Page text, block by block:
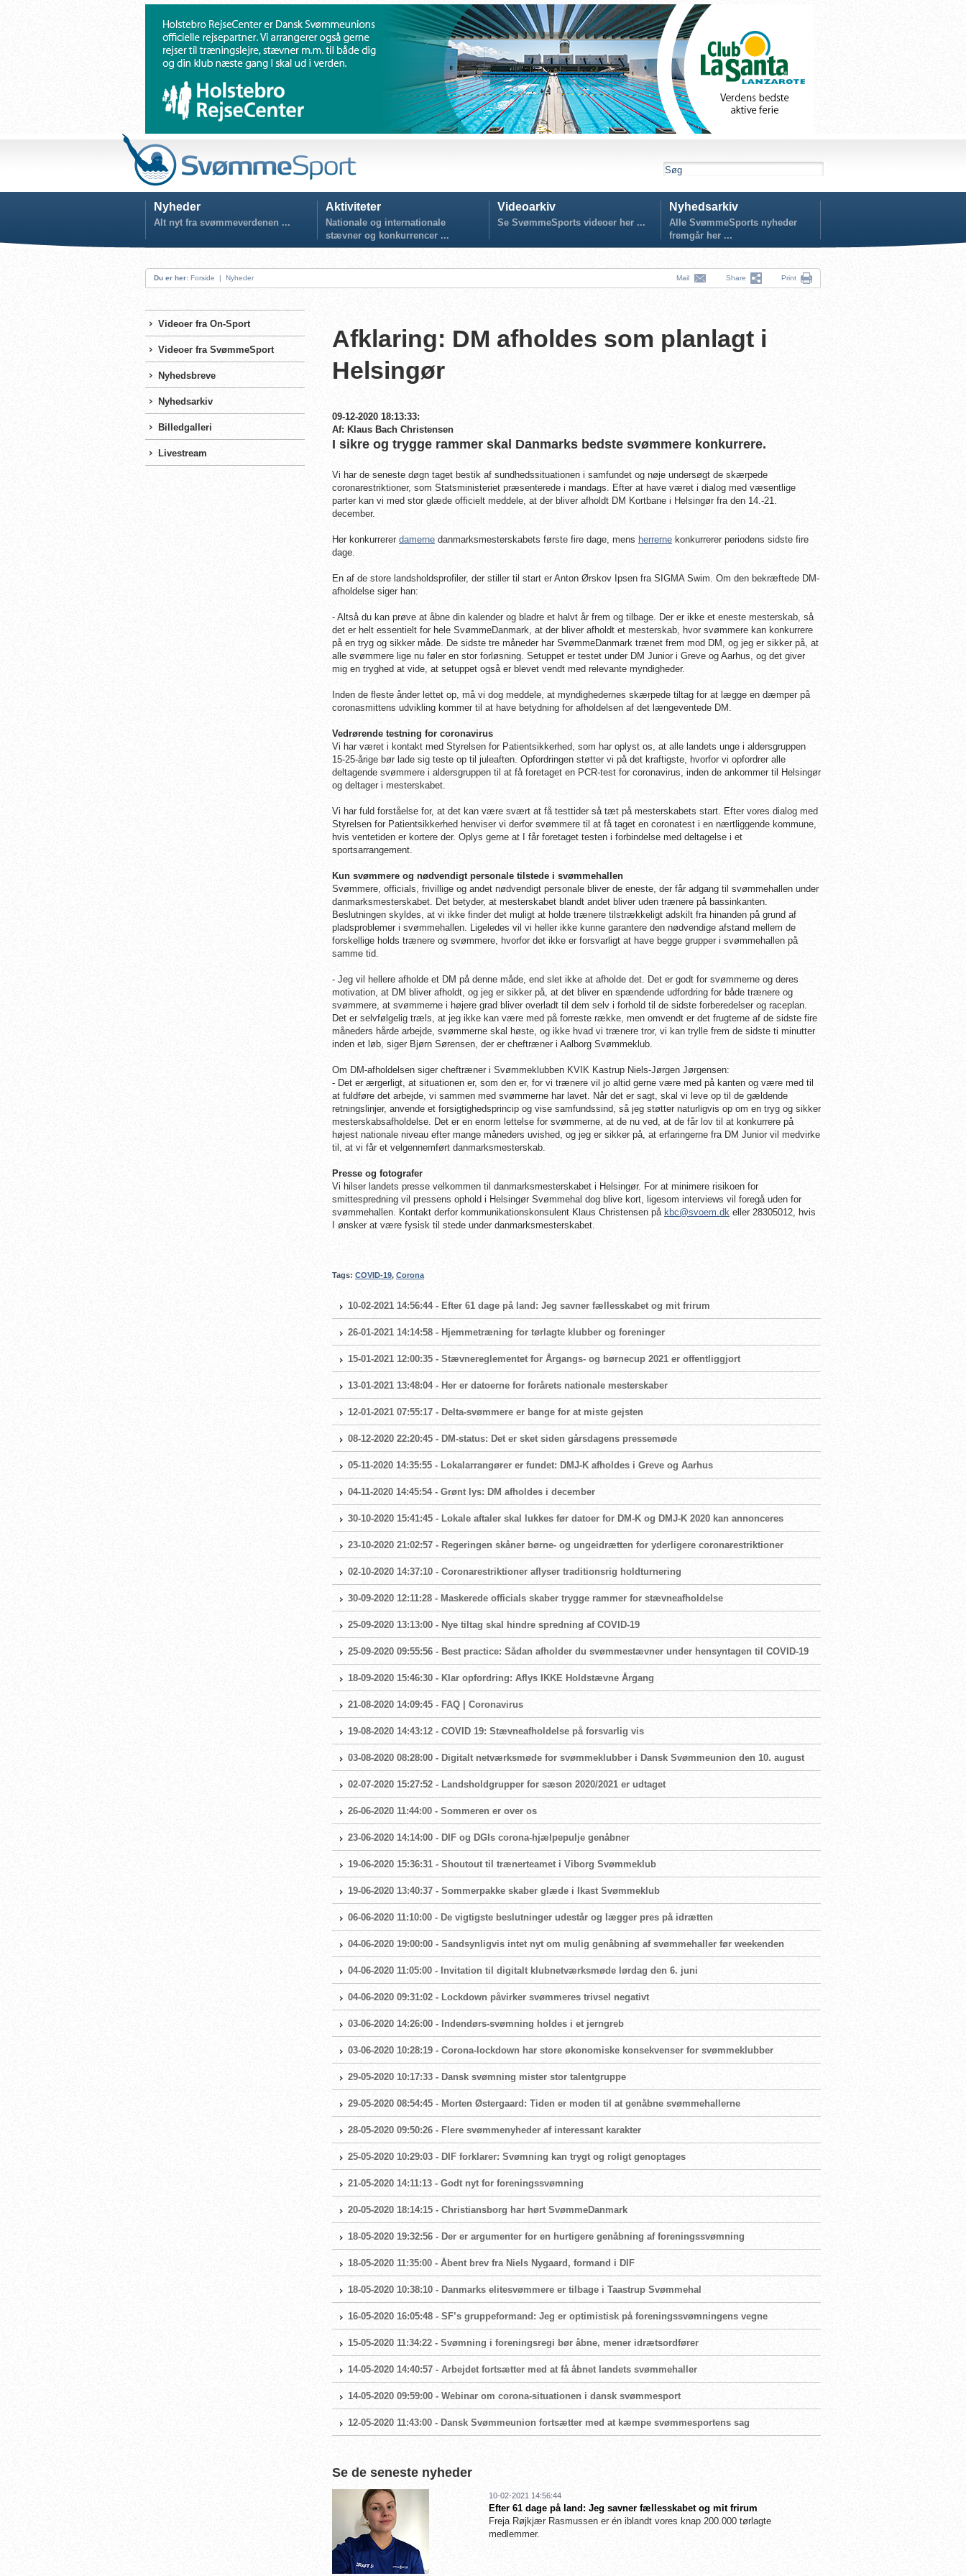
Nyheder
Alt nyt fra svømmeverdenen ...
Aktiviteter
Nationale og internationale
stævner og konkurrencer ...
Videoarkiv
Se SvømmeSports videoer her ...
Nyhedsarkiv
Alle SvømmeSports nyheder
fremgår her ...
Du er her: Forside | Nyheder Mail Share Print
Videoer fra On-Sport
Videoer fra SvømmeSport
Nyhedsbreve
Nyhedsarkiv
Billedgalleri
Livestream
Afklaring: DM afholdes som planlagt i
Helsingør
09-12-2020 18:13:33:
Af: Klaus Bach Christensen
I sikre og trygge rammer skal Danmarks bedste svømmere konkurrere.
Vi har de seneste døgn taget bestik af sundhedssituationen i samfundet og nøje undersøgt de skærpede
coronarestriktioner, som Statsministeriet præsenterede i mandags. Efter at have været i dialog med væsentlige
parter kan vi med stor glæde officielt meddele, at der bliver afholdt DM Kortbane i Helsingør fra den 14.-21.
december.
Her konkurrerer damerne danmarksmesterskabets første fire dage, mens herrerne konkurrerer periodens sidste fire
dage.
En af de store landsholdsprofiler, der stiller til start er Anton Ørskov Ipsen fra SIGMA Swim. Om den bekræftede DM-
afholdelse siger han:
- Altså du kan prøve at åbne din kalender og bladre et halvt år frem og tilbage. Der er ikke et eneste mesterskab, så
det er helt essentielt for hele SvømmeDanmark, at der bliver afholdt et mesterskab, hvor svømmere kan konkurrere
på en tryg og sikker måde. De sidste tre måneder har SvømmeDanmark trænet frem mod DM, og jeg er sikker på, at
alle svømmere lige nu føler en stor forløsning. Setuppet er testet under DM Junior i Greve og Aarhus, og det giver
mig en tryghed at vide, at setuppet også er blevet vendt med relevante myndigheder.
Inden de fleste ånder lettet op, må vi dog meddele, at myndighedernes skærpede tiltag for at lægge en dæmper på
coronasmittens udvikling kommer til at have betydning for afholdelsen af det længeventede DM.
Vedrørende testning for coronavirus
Vi har været i kontakt med Styrelsen for Patientsikkerhed, som har oplyst os, at alle landets unge i aldersgruppen
15-25-årige bør lade sig teste op til juleaften. Opfordringen støtter vi på det kraftigste, hvorfor vi opfordrer alle
deltagende svømmere i aldersgruppen til at få foretaget en PCR-test for coronavirus, inden de ankommer til Helsingør
og deltager i mesterskabet.
Vi har fuld forståelse for, at det kan være svært at få testtider så tæt på mesterskabets start. Efter vores dialog med
Styrelsen for Patientsikkerhed henviser vi derfor svømmere til at få taget en coronatest i en nærtliggende kommune,
hvis ventetiden er kortere der. Oplys gerne at I får foretaget testen i forbindelse med deltagelse i et
sportsarrangement.
Kun svømmere og nødvendigt personale tilstede i svømmehallen
Svømmere, officials, frivillige og andet nødvendigt personale bliver de eneste, der får adgang til svømmehallen under
danmarksmesterskabet. Det betyder, at mesterskabet blandt andet bliver uden trænere på bassinkanten.
Beslutningen skyldes, at vi ikke finder det muligt at holde trænere tilstrækkeligt adskilt fra hinanden på grund af
pladsproblemer i svømmehallen. Ligeledes vil vi heller ikke kunne garantere den nødvendige afstand mellem de
forskellige holds trænere og svømmere, hvorfor det ikke er forsvarligt at have begge grupper i svømmehallen på
samme tid.
- Jeg vil hellere afholde et DM på denne måde, end slet ikke at afholde det. Det er godt for svømmerne og deres
motivation, at DM bliver afholdt, og jeg er sikker på, at det bliver en spændende udfordring for både trænere og
svømmere, at svømmerne i højere grad bliver overladt til dem selv i forhold til de sidste forberedelser og raceplan.
Det er selvfølgelig træls, at jeg ikke kan være med på forreste række, men omvendt er det frugterne af de sidste fire
måneders hårde arbejde, svømmerne skal høste, og ikke hvad vi trænere tror, vi kan trylle frem de sidste ti minutter
inden et løb, siger Bjørn Sørensen, der er cheftræner i Aalborg Svømmeklub.
Om DM-afholdelsen siger cheftræner i Svømmeklubben KVIK Kastrup Niels-Jørgen Jørgensen:
- Det er ærgerligt, at situationen er, som den er, for vi trænere vil jo altid gerne være med på kanten og være med til
at fuldføre det arbejde, vi sammen med svømmerne har lavet. Når det er sagt, skal vi leve op til de gældende
retningslinjer, anvende et forsigtighedsprincip og vise samfundssind, så jeg støtter naturligvis op om en tryg og sikker
mesterskabsafholdelse. Det er en enorm lettelse for svømmerne, at de nu ved, at de får lov til at konkurrere på
højest nationale niveau efter mange måneders uvished, og jeg er sikker på, at erfaringerne fra DM Junior vil medvirke
til, at vi får et velgennemført danmarksmesterskab.
Presse og fotografer
Vi hilser landets presse velkommen til danmarksmesterskabet i Helsingør. For at minimere risikoen for
smittespredning vil pressens ophold i Helsingør Svømmehal dog blive kort, ligesom interviews vil foregå uden for
svømmehallen. Kontakt derfor kommunikationskonsulent Klaus Christensen på kbc@svoem.dk eller 28305012, hvis
I ønsker at være fysisk til stede under danmarksmesterskabet.
Tags: COVID-19, Corona
10-02-2021 14:56:44 - Efter 61 dage på land: Jeg savner fællesskabet og mit frirum
26-01-2021 14:14:58 - Hjemmetræning for tørlagte klubber og foreninger
15-01-2021 12:00:35 - Stævnereglementet for Årgangs- og børnecup 2021 er offentliggjort
13-01-2021 13:48:04 - Her er datoerne for forårets nationale mesterskaber
12-01-2021 07:55:17 - Delta-svømmere er bange for at miste gejsten
08-12-2020 22:20:45 - DM-status: Det er sket siden gårsdagens pressemøde
05-11-2020 14:35:55 - Lokalarrangører er fundet: DMJ-K afholdes i Greve og Aarhus
04-11-2020 14:45:54 - Grønt lys: DM afholdes i december
30-10-2020 15:41:45 - Lokale aftaler skal lukkes før datoer for DM-K og DMJ-K 2020 kan annonceres
23-10-2020 21:02:57 - Regeringen skåner børne- og ungeidrætten for yderligere coronarestriktioner
02-10-2020 14:37:10 - Coronarestriktioner aflyser traditionsrig holdturnering
30-09-2020 12:11:28 - Maskerede officials skaber trygge rammer for stævneafholdelse
25-09-2020 13:13:00 - Nye tiltag skal hindre spredning af COVID-19
25-09-2020 09:55:56 - Best practice: Sådan afholder du svømmestævner under hensyntagen til COVID-19
18-09-2020 15:46:30 - Klar opfordring: Aflys IKKE Holdstævne Årgang
21-08-2020 14:09:45 - FAQ | Coronavirus
19-08-2020 14:43:12 - COVID 19: Stævneafholdelse på forsvarlig vis
03-08-2020 08:28:00 - Digitalt netværksmøde for svømmeklubber i Dansk Svømmeunion den 10. august
02-07-2020 15:27:52 - Landsholdgrupper for sæson 2020/2021 er udtaget
26-06-2020 11:44:00 - Sommeren er over os
23-06-2020 14:14:00 - DIF og DGIs corona-hjælpepulje genåbner
19-06-2020 15:36:31 - Shoutout til trænerteamet i Viborg Svømmeklub
19-06-2020 13:40:37 - Sommerpakke skaber glæde i Ikast Svømmeklub
06-06-2020 11:10:00 - De vigtigste beslutninger udestår og lægger pres på idrætten
04-06-2020 19:00:00 - Sandsynligvis intet nyt om mulig genåbning af svømmehaller før weekenden
04-06-2020 11:05:00 - Invitation til digitalt klubnetværksmøde lørdag den 6. juni
04-06-2020 09:31:02 - Lockdown påvirker svømmeres trivsel negativt
03-06-2020 14:26:00 - Indendørs-svømning holdes i et jerngreb
03-06-2020 10:28:19 - Corona-lockdown har store økonomiske konsekvenser for svømmeklubber
29-05-2020 10:17:33 - Dansk svømning mister stor talentgruppe
29-05-2020 08:54:45 - Morten Østergaard: Tiden er moden til at genåbne svømmehallerne
28-05-2020 09:50:26 - Flere svømmenyheder af interessant karakter
25-05-2020 10:29:03 - DIF forklarer: Svømning kan trygt og roligt genoptages
21-05-2020 14:11:13 - Godt nyt for foreningssvømning
20-05-2020 18:14:15 - Christiansborg har hørt SvømmeDanmark
18-05-2020 19:32:56 - Der er argumenter for en hurtigere genåbning af foreningssvømning
18-05-2020 11:35:00 - Åbent brev fra Niels Nygaard, formand i DIF
18-05-2020 10:38:10 - Danmarks elitesvømmere er tilbage i Taastrup Svømmehal
16-05-2020 16:05:48 - SF’s gruppeformand: Jeg er optimistisk på foreningssvømningens vegne
15-05-2020 11:34:22 - Svømning i foreningsregi bør åbne, mener idrætsordfører
14-05-2020 14:40:57 - Arbejdet fortsætter med at få åbnet landets svømmehaller
14-05-2020 09:59:00 - Webinar om corona-situationen i dansk svømmesport
12-05-2020 11:43:00 - Dansk Svømmeunion fortsætter med at kæmpe svømmesportens sag
Se de seneste nyheder
10-02-2021 14:56:44
Efter 61 dage på land: Jeg savner fællesskabet og mit frirum
Freja Røjkjær Rasmussen er én iblandt vores knap 200.000 tørlagte
medlemmer.